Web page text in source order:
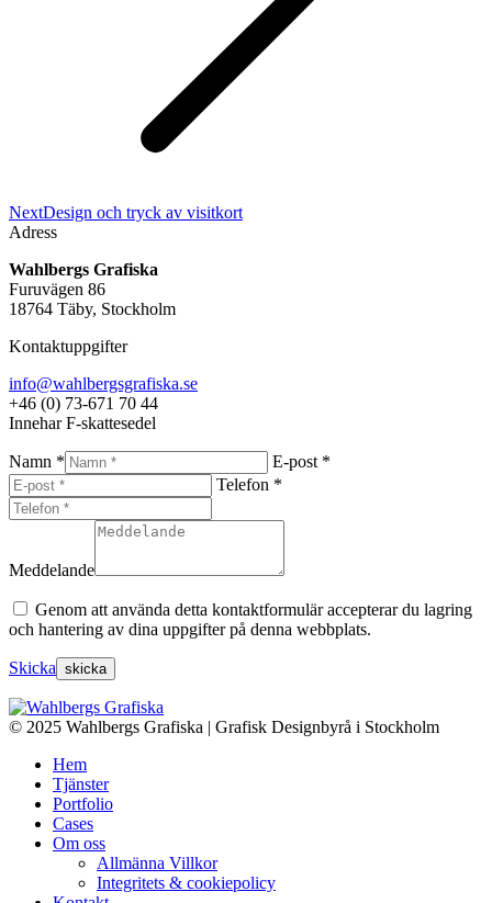
NextNext
project:
Design och tryck av visitkort
Adress
Wahlbergs Grafiska
Furuvägen 86
18764 Täby, Stockholm
Kontaktuppgifter
info@wahlbergsgrafiska.se
+46 (0) 73-671 70 44
Innehar F-skattesedel
Namn *
E-post *
Telefon *
Meddelande
Genom att använda detta kontaktformulär accepterar du lagring
och hantering av dina uppgifter på denna webbplats.
Skicka
© 2025 Wahlbergs Grafiska | Grafisk Designbyrå i Stockholm
Hem
Tjänster
Portfolio
Cases
Om oss
Allmänna Villkor
Integritets & cookiepolicy